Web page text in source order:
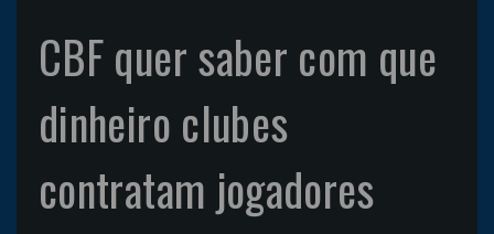
CBF quer saber com que
dinheiro clubes
contratam jogadores